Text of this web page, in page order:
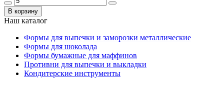
В корзину
Наш каталог
Формы для выпечки и заморозки металлические
Формы для шоколада
Формы бумажные для маффинов
Противни для выпечки и выкладки
Кондитерские инструменты